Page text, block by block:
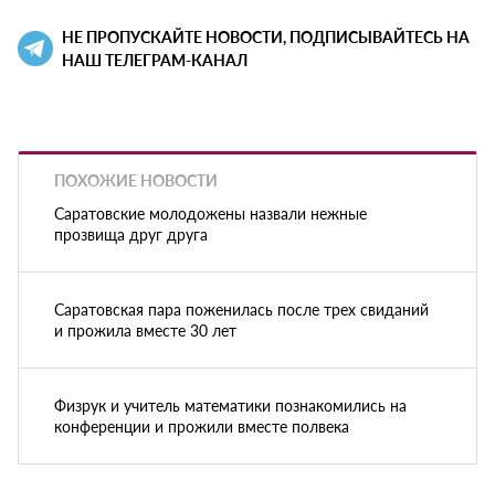
НЕ ПРОПУСКАЙТЕ НОВОСТИ, ПОДПИСЫВАЙТЕСЬ НА
НАШ ТЕЛЕГРАМ-КАНАЛ
ПОХОЖИЕ НОВОСТИ
Саратовские молодожены назвали нежные
прозвища друг друга
Саратовская пара поженилась после трех свиданий
и прожила вместе 30 лет
Физрук и учитель математики познакомились на
конференции и прожили вместе полвека